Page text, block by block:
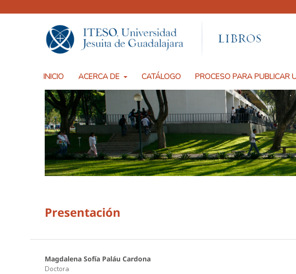
INICIO ACERCA DE CATÁLOGO PROCESO PARA PUBLICAR
Presentación
Magdalena Sofía Paláu Cardona
Doctora